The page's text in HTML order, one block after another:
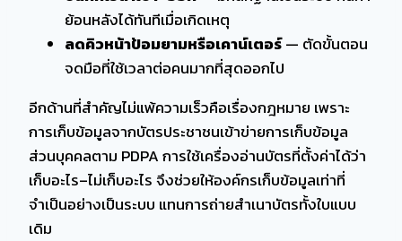
ย้อนหลังได้ทันทีเมื่อเกิดเหตุ
ลดคิวหน้าป้อมยามหรือเคาน์เตอร์— ตัดขั้นตอน
จดมือที่ใช้เวลาต่อคนมากที่สุดออกไป
อีกด้านที่สำคัญไม่แพ้ความเร็วคือเรื่องกฎหมาย เพราะ
การเก็บข้อมูลจากบัตรประชาชนเข้าข่ายการเก็บข้อมูล
ส่วนบุคคลตาม PDPA การใช้เครื่องอ่านบัตรที่ตั้งค่าได้ว่า
เก็บอะไร–ไม่เก็บอะไร จึงช่วยให้องค์กรเก็บข้อมูลเท่าที่
จำเป็นอย่างเป็นระบบ แทนการถ่ายสำเนาบัตรทั้งใบแบบ
เดิม